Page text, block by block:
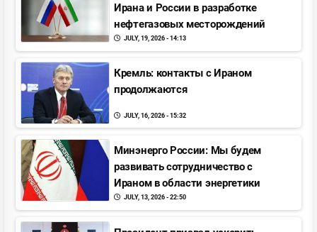
Ирана и Pоссии в разработке
нефтегазовых месторождений
JULY, 19, 2026 - 14:13
Кремль: контакты с Ираном
продолжаются
JULY, 16, 2026 - 15:32
Минэнерго Pоссии: Мы будем
развивать сотрудничество с
Ираном в области энергетики
JULY, 13, 2026 - 22:50